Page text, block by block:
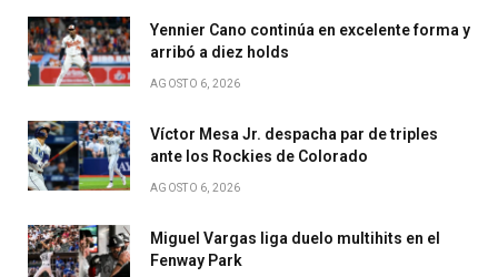
Yennier Cano continúa en excelente forma y
arribó a diez holds
AGOSTO 6, 2026
Víctor Mesa Jr. despacha par de triples
ante los Rockies de Colorado
AGOSTO 6, 2026
Miguel Vargas liga duelo multihits en el
Fenway Park